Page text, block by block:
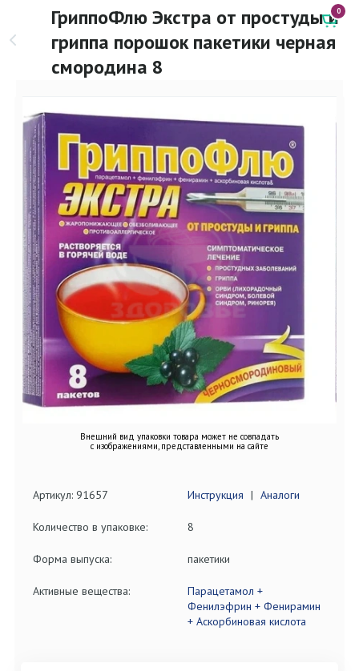
ГриппоФлю Экстра от простуды и
гриппа порошок пакетики черная
смородина 8
0
Внешний вид упаковки товара может не совпадать
с изображениями, представленными на сайте
Артикул: 91657 Инструкция | Аналоги
Количество в упаковке: 8
Форма выпуска: пакетики
Активные вещества:
Парацетамол +
Фенилэфрин + Фенирамин
+ Аскорбиновая кислота